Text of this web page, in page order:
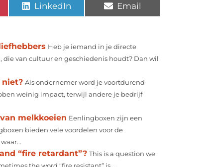
LinkedIn Email
Heb je iemand in je directe
van cultuur en geschiedenis houdt? Dan wil
niet? Als ondernemer word je voortdurend
weinig impact, terwijl andere je bedrijf
melkkoeien Eenlingboxen zijn een
bieden vele voordelen voor de
“fire retardant”? This is a question we